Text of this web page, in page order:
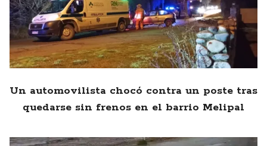
Un automovilista chocó contra un poste tras
quedarse sin frenos en el barrio Melipal